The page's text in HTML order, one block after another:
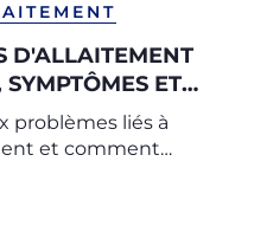
D'ALLAITEMENT
SYMPTÔMES ET
POUR UNE
SEREINE
problèmes liés à
et comment